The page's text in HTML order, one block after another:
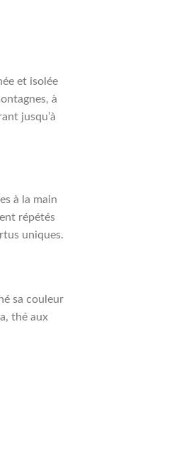
et isolée
à
jusqu’à
à la main
répétés
uniques.
sa couleur
thé aux